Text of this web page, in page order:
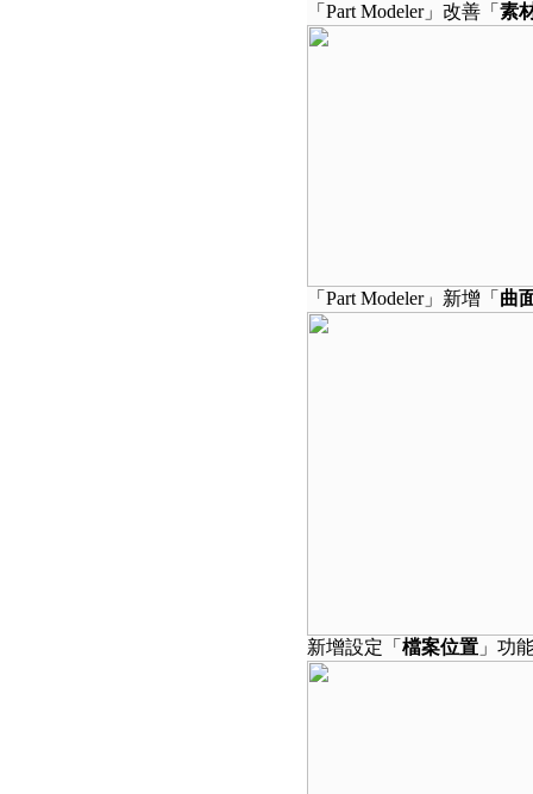
「Part Modeler」改善「 素
「Part Modeler」新增「 曲
新增設定「 檔案位置 」功